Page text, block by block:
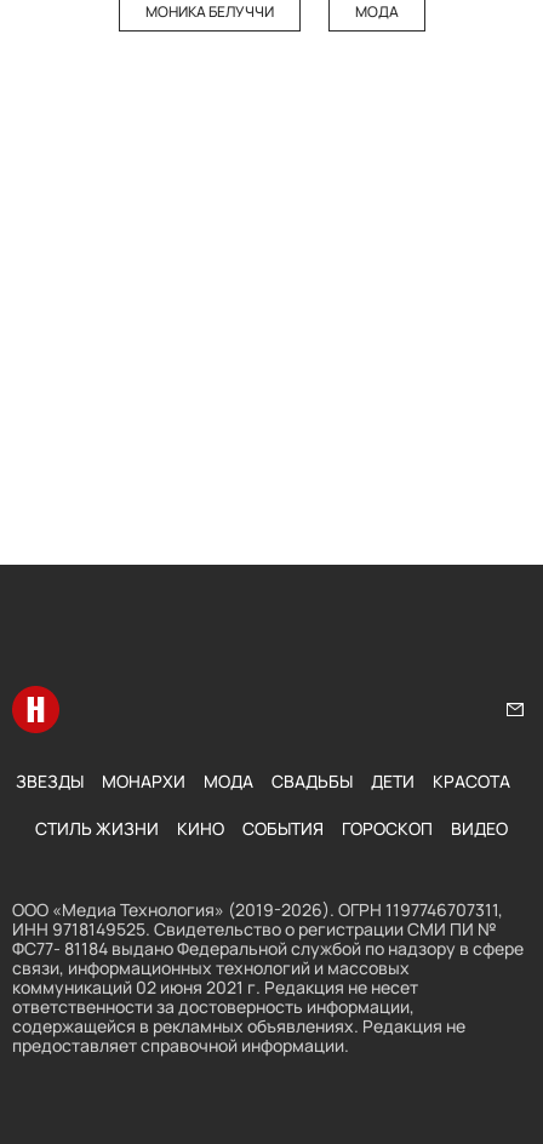
МОНИКА БЕЛУЧЧИ МОДА
Перейти на главную
ЗВЕЗДЫ МОНАРХИ МОДА СВАДЬБЫ ДЕТИ КРАСОТА
СТИЛЬ ЖИЗНИ КИНО СОБЫТИЯ ГОРОСКОП ВИДЕО
ООО «Медиа Технология» (2019-2026). ОГРН 1197746707311,
ИНН 9718149525. Свидетельство о регистрации СМИ ПИ №
ФС77- 81184 выдано Федеральной службой по надзору в сфере
связи, информационных технологий и массовых
коммуникаций 02 июня 2021 г. Редакция не несет
ответственности за достоверность информации,
содержащейся в рекламных объявлениях. Редакция не
предоставляет справочной информации.